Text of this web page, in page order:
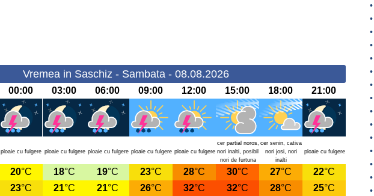
Vremea in Saschiz - Sambata - 08.08.2026
00:00 03:00 06:00 09:00 12:00 15:00 18:00 21:00
ploaie cu fulgere ploaie cu fulgere ploaie cu fulgere ploaie cu fulgere ploaie cu fulgere
cer partial noros,
nori inalti, posibil
nori de furtuna
cer senin, cativa
nori josi, nori
inalti
ploaie cu fulgere
20°C 18°C 19°C 23°C 28°C 30°C 27°C 22°C
23°C 21°C 21°C 26°C 32°C 32°C 28°C 25°C
•
•
•
•
•
•
•
•
•
•
•
•
•
•
•